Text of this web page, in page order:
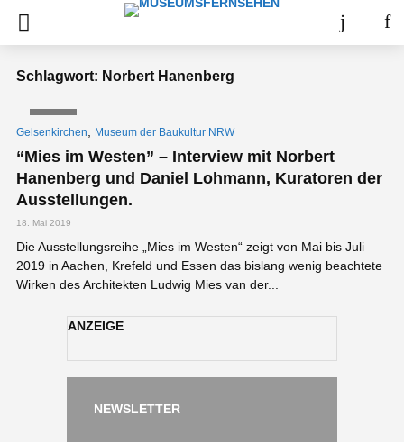
Schlagwort: Norbert Hanenberg
Gelsenkirchen Museum der Baukultur NRW
“Mies im Westen” – Interview mit Norbert
Hanenberg und Daniel Lohmann, Kuratoren der
Ausstellungen.
18. Mai 2019
Die Ausstellungsreihe „Mies im Westen“ zeigt von Mai bis Juli
2019 in Aachen, Krefeld und Essen das bislang wenig beachtete
Wirken des Architekten Ludwig Mies van der...
ANZEIGE
NEWSLETTER